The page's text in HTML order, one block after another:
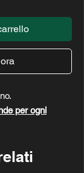
per ogni